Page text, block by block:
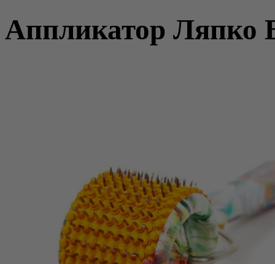
Аппликатор Ляпко